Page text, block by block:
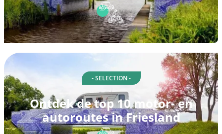
- SELECTION -
Ontdek de top 10 motor- en
autoroutes in Friesland